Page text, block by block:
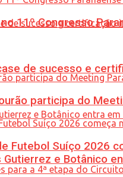
de sucesso e
e Botânico
11º Congresso
participa do
Futebol Suíço 2026